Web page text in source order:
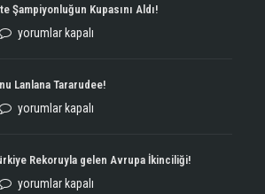
Şampiyonluğun Kupasını Aldı!
ENKA
Çifte
Şampiyonluğun
Aldı!
yorumlar kapalı
Lanlana Tararudee!
ENKA
Şampiyonu
Lanlana
yorumlar kapalı
Rekoruyla gelen Avrupa İkinciliği!
Eylül
yorumlar kapalı